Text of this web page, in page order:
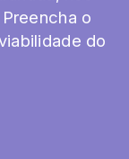
o
do